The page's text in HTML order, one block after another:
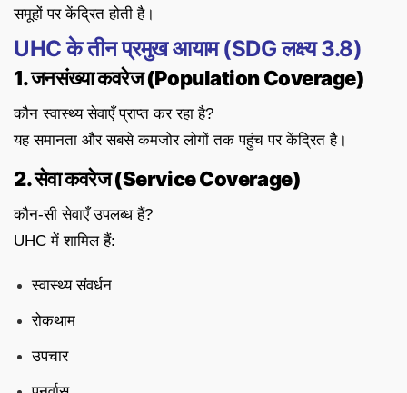
समूहों पर केंद्रित होती है।
UHC के तीन प्रमुख आयाम (SDG लक्ष्य 3.8)
1. जनसंख्या कवरेज (Population Coverage)
कौन स्वास्थ्य सेवाएँ प्राप्त कर रहा है?
यह समानता और सबसे कमजोर लोगों तक पहुंच पर केंद्रित है।
2. सेवा कवरेज (Service Coverage)
कौन-सी सेवाएँ उपलब्ध हैं?
UHC में शामिल हैं:
स्वास्थ्य संवर्धन
रोकथाम
उपचार